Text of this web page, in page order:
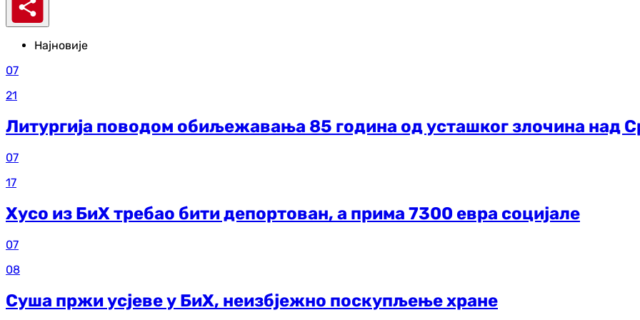
Најновије
07
21
Литургија поводом обиљежавања 85 година од усташког злочина над
07
17
Хусо из БиХ требао бити депортован, а прима 7300 евра социјале
07
08
Суша пржи усјеве у БиХ, неизбјежно поскупљење хране